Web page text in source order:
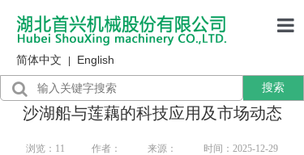
简体中文 English
搜索
沙湖船与莲藕的科技应用及市场动态
浏览： 11 作者： 来源：
时间：2025-12-29